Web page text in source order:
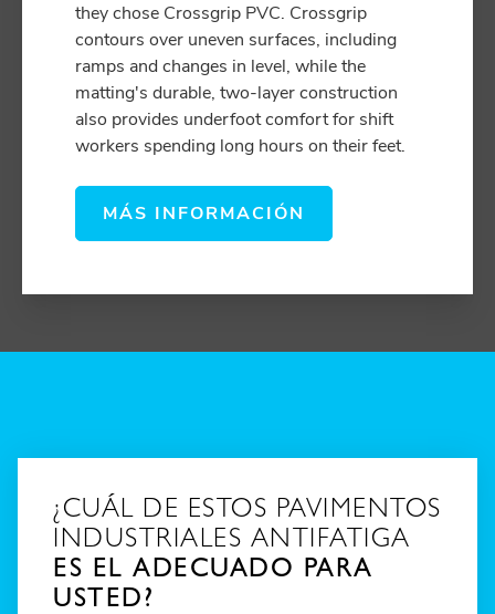
they chose Crossgrip PVC. Crossgrip
contours over uneven surfaces, including
ramps and changes in level, while the
matting's durable, two-layer construction
also provides underfoot comfort for shift
workers spending long hours on their feet.
MÁS INFORMACIÓN
¿CUÁL DE ESTOS PAVIMENTOS
INDUSTRIALES ANTIFATIGA
ES EL ADECUADO PARA
USTED?